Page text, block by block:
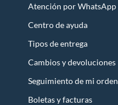
Atención por WhatsApp
Centro de ayuda
Tipos de entrega
Cambios y devoluciones
Seguimiento de mi orden
Boletas y facturas